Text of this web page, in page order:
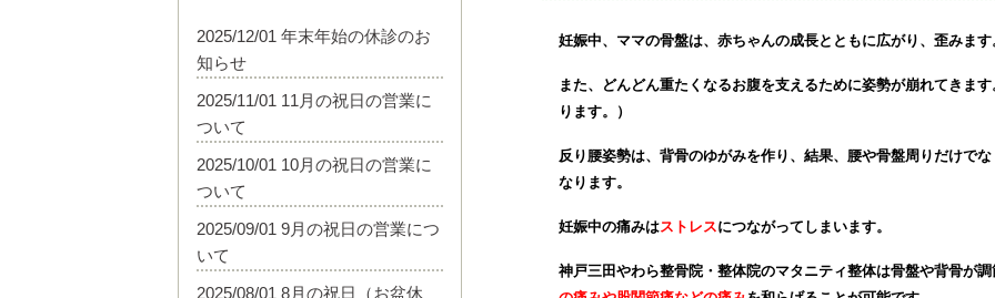
妊娠中、ママの骨盤は、赤ちゃんの成長と ともに広がり、歪みます
また、どんどん重たくなるお腹を支えるために姿勢が崩れてきます
り ます。）
反り腰姿勢は、背骨のゆがみを作り、 結果、腰や骨盤周りだけでな
なります。
妊娠中の痛みはストレスにつながってしまいます。
神戸三田やわら整骨院・整体院のマタニティ整体は骨盤や背骨が
2025/12/01 年末年始の休診のお
知らせ
2025/11/01 11月の祝日の営業に
ついて
2025/10/01 10月の祝日の営業に
ついて
2025/09/01 9月の祝日の営業につ
いて
2025/08/01 8月の祝日（お盆休